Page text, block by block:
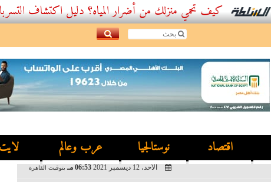
كيف تحمي منزلك من أضرار المياه؟ دليل اكتشاف التسربات
اقتصاد نوستالجيا عرب وعالم لايت
الأحد، 12 ديسمبر 2021 06:53 مـ بتوقيت القاهرة